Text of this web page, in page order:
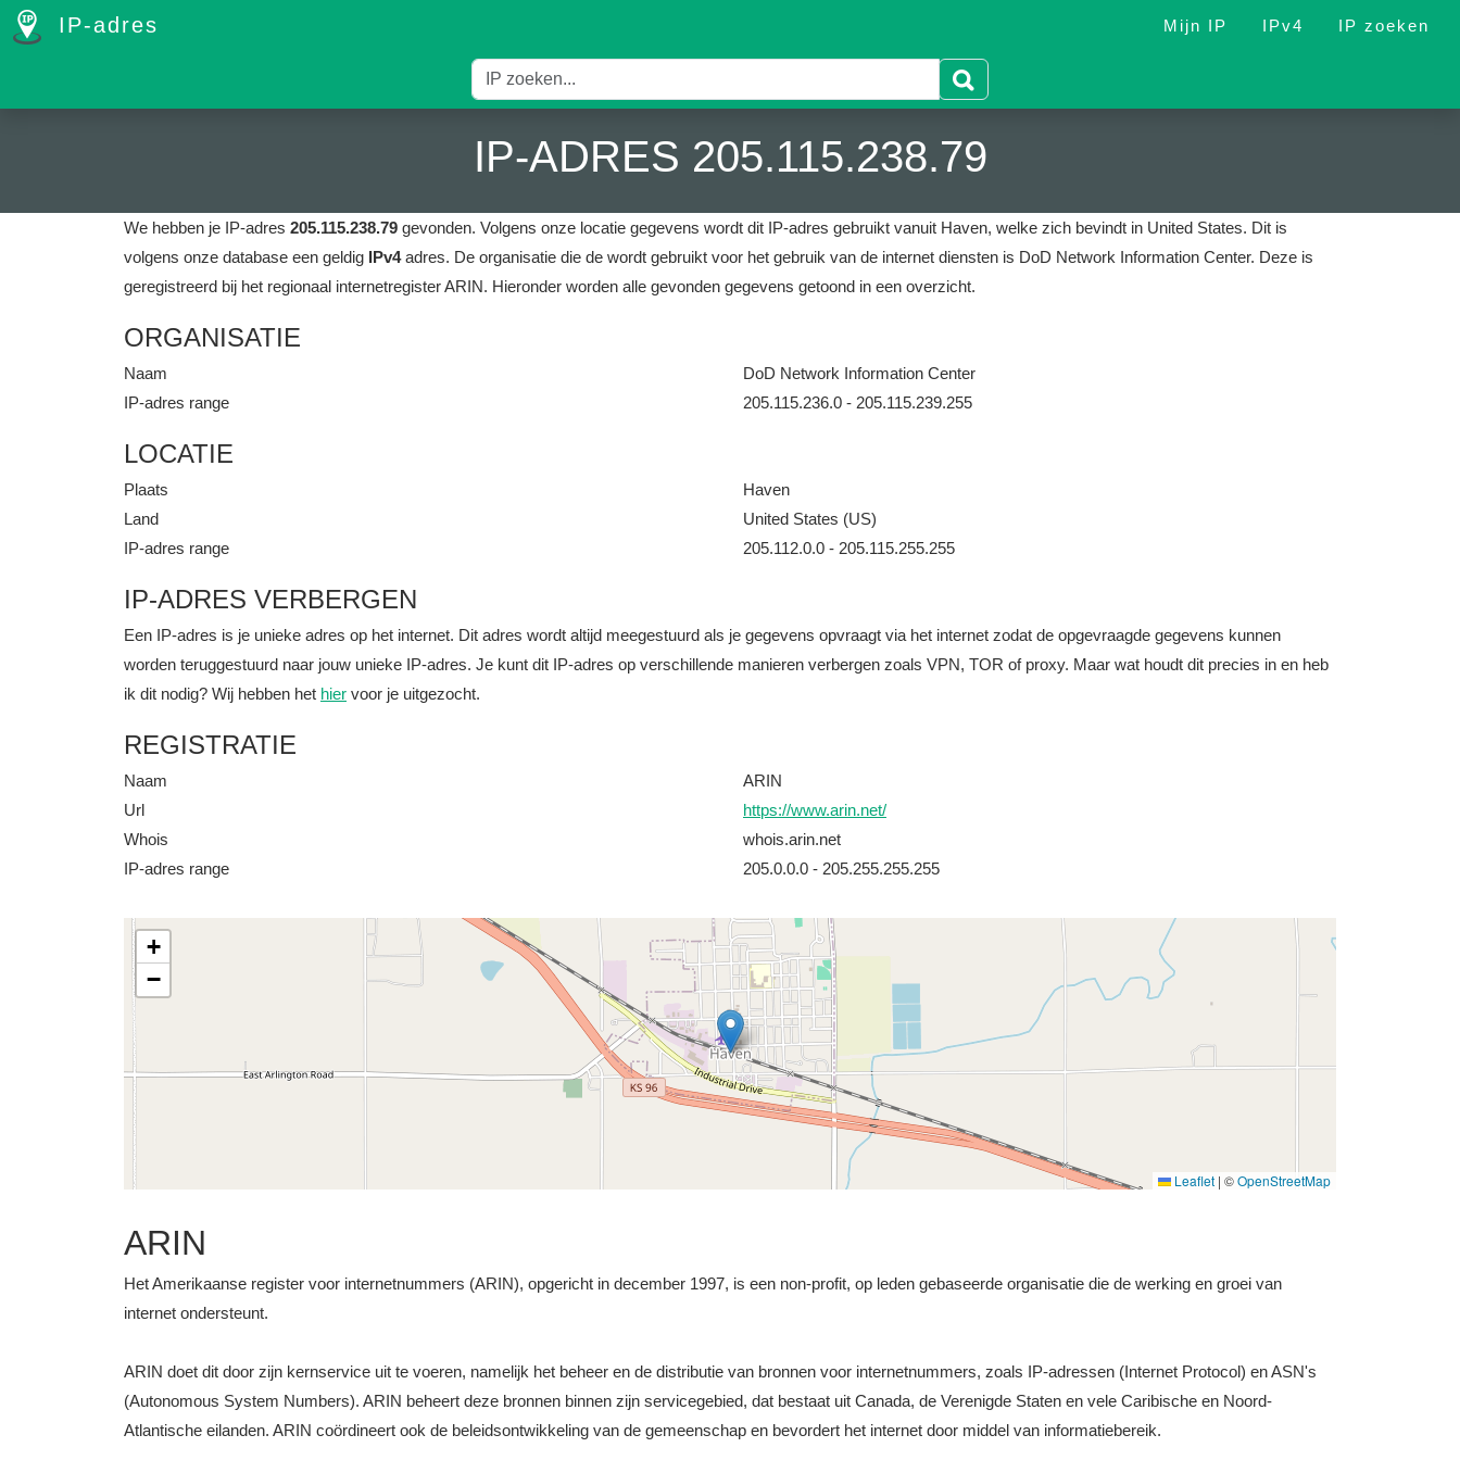
IP-adres Mijn IP IPv4 IP zoeken
IP-ADRES 205.115.238.79
We hebben je IP-adres 205.115.238.79 gevonden. Volgens onze locatie gegevens wordt dit IP-adres gebruikt vanuit Haven, welke zich bevindt in United States. Dit is
volgens onze database een geldig IPv4adres. De organisatie die de wordt gebruikt voor het gebruik van de internet diensten is DoD Network Information Center. Deze is
geregistreerd bij het regionaal internetregister ARIN. Hieronder worden alle gevonden gegevens getoond in een overzicht.
ORGANISATIE
Naam
DoD Network Information Center
IP-adres range
205.115.236.0 - 205.115.239.255
LOCATIE
Plaats
Haven
Land
United States (US)
IP-adres range
205.112.0.0 - 205.115.255.255
IP-ADRES VERBERGEN
Een IP-adres is je unieke adres op het internet. Dit adres wordt altijd meegestuurd als je gegevens opvraagt via het internet zodat de opgevraagde gegevens kunnen
worden teruggestuurd naar jouw unieke IP-adres. Je kunt dit IP-adres op verschillende manieren verbergen zoals VPN, TOR of proxy. Maar wat houdt dit precies in en heb
ik dit nodig? Wij hebben het hier voor je uitgezocht.
REGISTRATIE
Naam
ARIN
Url
https://www.arin.net/
Whois
whois.arin.net
IP-adres range
205.0.0.0 - 205.255.255.255
+
−
Leaflet | ©OpenStreetMap
ARIN
Het Amerikaanse register voor internetnummers (ARIN), opgericht in december 1997, is een non-profit, op leden gebaseerde organisatie die de werking en groei van
internet ondersteunt.
ARIN doet dit door zijn kernservice uit te voeren, namelijk het beheer en de distributie van bronnen voor internetnummers, zoals IP-adressen (Internet Protocol) en ASN's
(Autonomous System Numbers). ARIN beheert deze bronnen binnen zijn servicegebied, dat bestaat uit Canada, de Verenigde Staten en vele Caribische en Noord-
Atlantische eilanden. ARIN coördineert ook de beleidsontwikkeling van de gemeenschap en bevordert het internet door middel van informatiebereik.